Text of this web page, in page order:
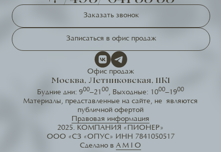
Заказать звонок
Записаться в офис продаж
Офис продаж
Москва, Летниковская, 11К1
Будние дни: 900–21 00, Выходные: 1000–1900
Материалы, представленные на сайте, не являются
публичной офертой
Правовая информация
2025. КОМПАНИЯ «ПИОНЕР»
ООО «СЗ «ОПУС» ИНН 7841050517
Сделано в A M I O